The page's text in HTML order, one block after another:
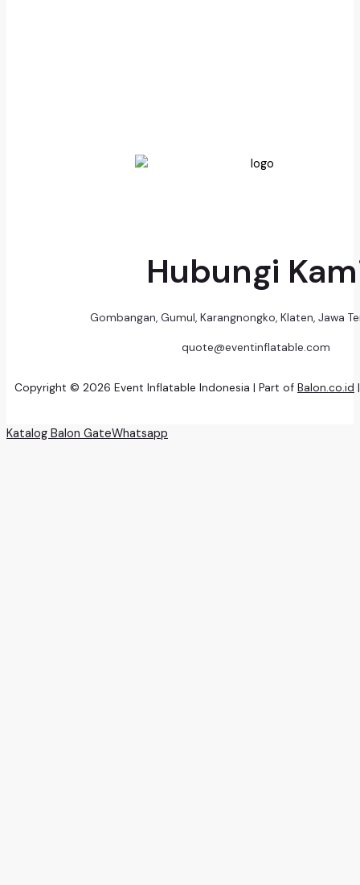
Hubungi
Gombangan, Gumul, Karangnongko, Klaten, Jawa
quote@eventinflatable.com
Copyright © 2026 Event Inflatable Indonesia | Part of Balon.co.id
Katalog Balon GateWhatsapp